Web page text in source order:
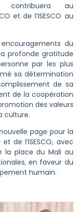
contribuera au
et de l’ISESCO au
du
profonde gratitude
par les plus
sa détermination
de sa
de la coopération
des valeurs
culture.
page pour la
de l’ISESCO, avec
la place du Mali au
en faveur du
humain.